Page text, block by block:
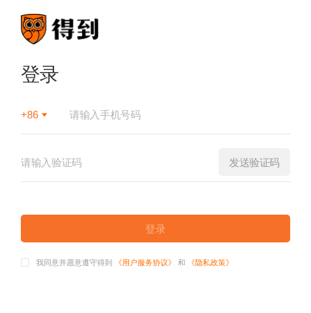
登录
+86
发送验证码
登录
我同意并愿意遵守得到 《用户服务协议》 和 《隐私政策》